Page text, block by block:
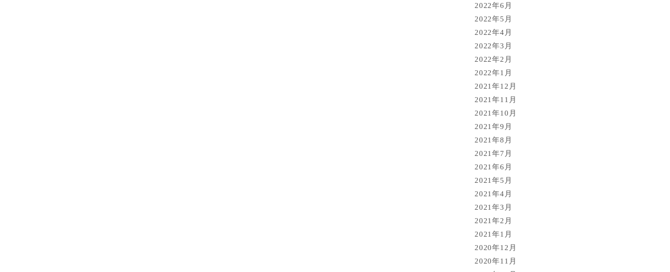
2022年6月
2022年5月
2022年4月
2022年3月
2022年2月
2022年1月
2021年12月
2021年11月
2021年10月
2021年9月
2021年8月
2021年7月
2021年6月
2021年5月
2021年4月
2021年3月
2021年2月
2021年1月
2020年12月
2020年11月